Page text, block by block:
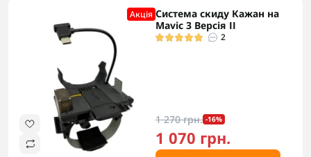
Акцiя Система скиду Кажан на
Mavic 3 Версія ІІ
2
1 270 грн. -16%
1 070 грн.